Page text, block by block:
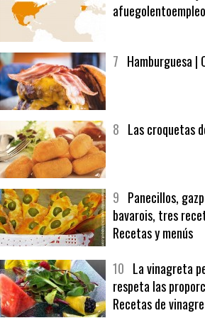
bavarois, tres
Recetas y menús